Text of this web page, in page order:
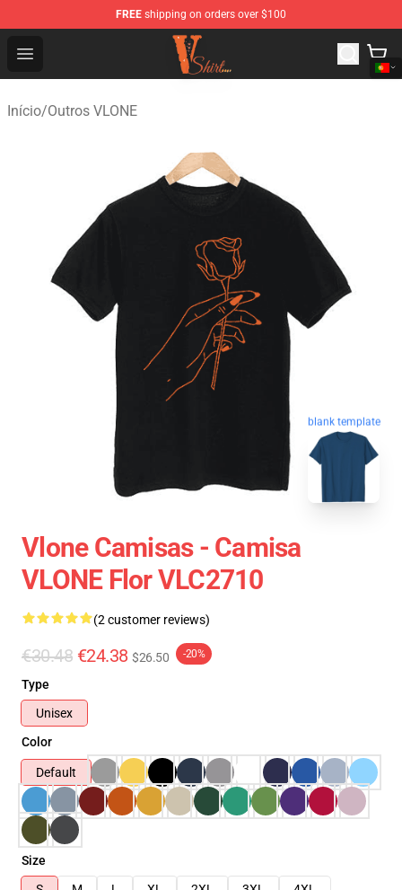
FREE shipping on orders over $100
Open menu
Vlone Shirt Store - Official Vlone Shirt Shop
Início/Outros VLONE
blank template
Vlone Camisas - Camisa
VLONE Flor VLC2710
(2 customer reviews)
€30.48 €24.38 $26.50 -20%
Type
Unisex
Color
Default
Size